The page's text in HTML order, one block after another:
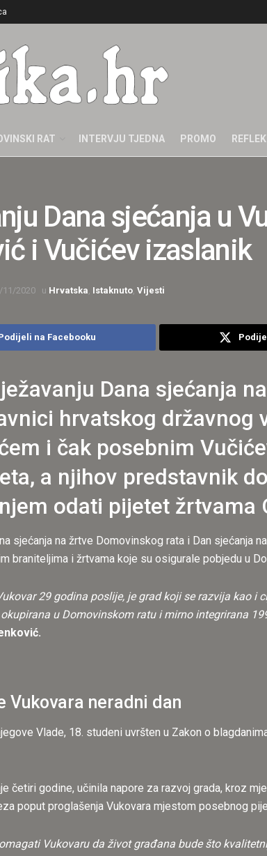
RAT INTERVJU TJEDNA PROMO
Dana sjećanja u
i Vučićev izaslanik
11/2020 u Hrvatska Istaknuto Vijesti
na Facebooku
Dana sjećanja
hrvatskog državnog
i čak posebnim
a njihov predstavnik
odati pijetet žrtvama
sjećanja na žrtve Domovinskog rata i Dan sjećanja
braniteljima i žrtvama koje su osigurale pobjedu u
29 godina poslije, je grad koji se razvija kao
u Domovinskom ratu i mirno integrirana
Vukovara neradni dan
Vlade, 18. studeni uvršten u Zakon o
četiri godine, učinila napore za razvoj grada, kroz
poput proglašenja Vukovara mjestom posebnog
Vukovaru da život građana bude što